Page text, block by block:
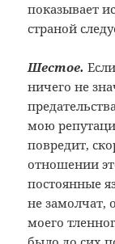
показывает
страной
Шестое.
ничего не
мою
повредит,
отношении
постоянные
не замолчат,
моего